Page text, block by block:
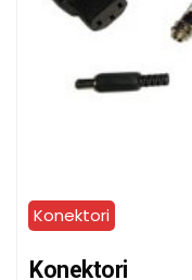
Konektori
Konektori